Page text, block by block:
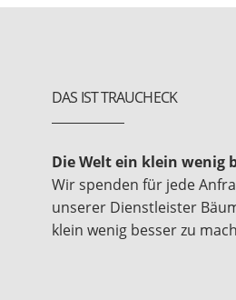
DAS IST TRAUCHECK
Die Welt ein klein wenig
Wir spenden für jede
unserer Dienstleister
klein wenig besser zu